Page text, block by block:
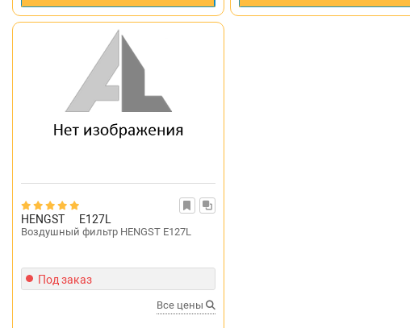
HENGST E127L
Воздушный фильтр HENGST E127L
Под заказ
Все цены